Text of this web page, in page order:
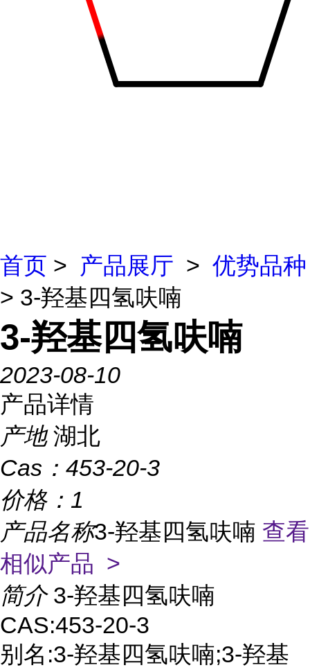
首页 > 产品展厅 > 优势品种
> 3-羟基四氢呋喃
3-羟基四氢呋喃
2023-08-10
产品详情
产地 湖北
Cas： 453-20-3
价格： 1
产品名称3-羟基四氢呋喃 查看
相似产品 >
简介 3-羟基四氢呋喃
CAS:453-20-3
别名:3-羟基四氢呋喃;3-羟基